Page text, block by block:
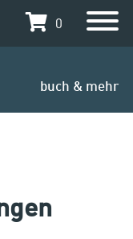
0
buch & mehr